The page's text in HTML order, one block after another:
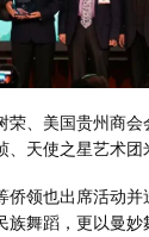
、美国贵州商会
、天使之星艺术团
领也出席活动并
族舞蹈，更以曼妙